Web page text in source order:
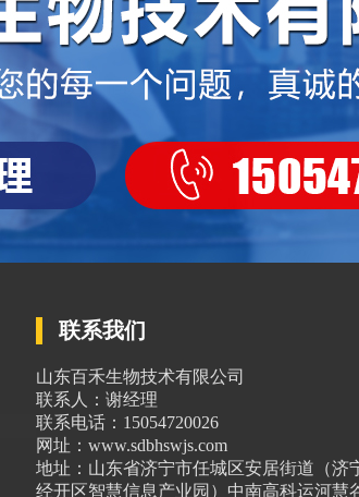
联系我们
山东百禾生物技术有限公司
联系人：谢经理
联系电话：15054720026
网址：www.sdbhswjs.com
地址：山东省济宁市任城区安居街道（济
经开区智慧信息产业园）中南高科运河慧